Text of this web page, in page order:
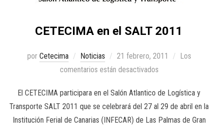
CETECIMA en el SALT 2011
por Cetecima Noticias 21 febrero, 2011
Los
comentarios están desactivados
El CETECIMA participara en el Salón Atlantico de Logística y
Transporte SALT 2011 que se celebrará del 27 al 29 de abril en la
Institución Ferial de Canarias (INFECAR) de Las Palmas de Gran